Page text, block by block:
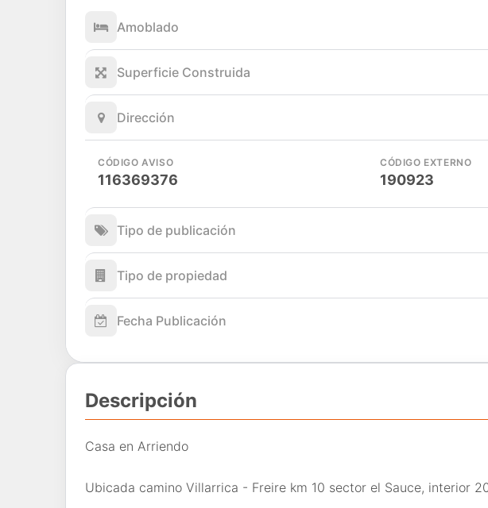
Amoblado
Superficie Construida
Dirección
CÓDIGO AVISO
116369376
CÓDIGO EXTERNO
190923
Tipo de publicación
Tipo de propiedad
Fecha Publicación
Descripción
Casa en Arriendo
Ubicada camino Villarrica - Freire km 10 sector el Sauce, interior